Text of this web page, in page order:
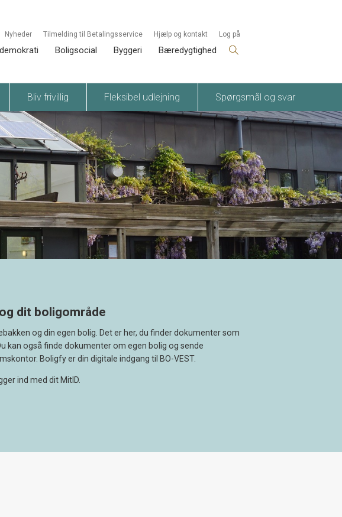
Nyheder Tilmelding til Betalingsservice Hjælp og kontakt Log på
Boligsocial Byggeri Bæredygtighed
Bliv frivillig Fleksibel udlejning Spørgsmål og svar
dit boligområde
og din egen bolig. Det er her, du finder dokumenter som
kan også finde dokumenter om egen bolig og sende
Boligfy er din digitale indgang til BO-VEST.
ind med dit MitID.